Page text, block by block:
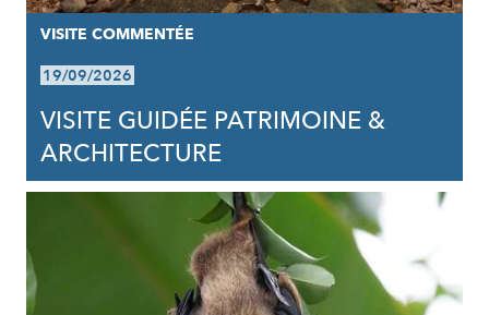
VISITE COMMENTÉE
19/09/2026
VISITE GUIDÉE PATRIMOINE &
ARCHITECTURE